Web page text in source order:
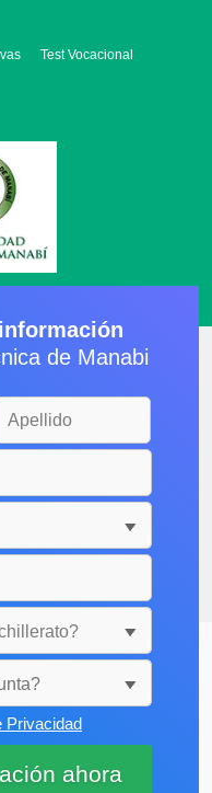
Test Vocacional
de Manabi
Privacidad